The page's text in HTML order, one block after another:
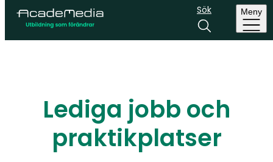
Sök Meny
Lediga jobb och
praktikplatser